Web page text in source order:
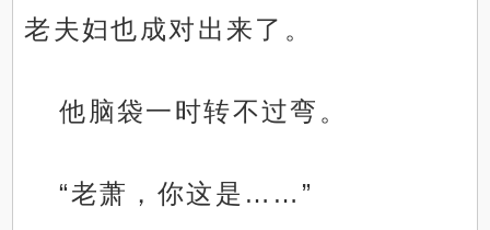
老夫妇也成对出来了。
他脑袋一时转不过弯。
“老萧，你这是……”